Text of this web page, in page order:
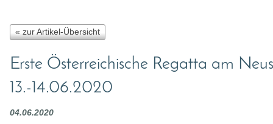
« zur Artikel-Übersicht
Erste Österreichische Regatta am
13.-14.06.2020
04.06.2020